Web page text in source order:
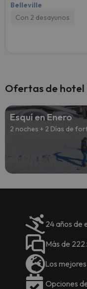
Belleville
Con 2 desayunos
Ofertas de
Esquí en Enero
2 noches + 2 Días de
24 años de
Más de
Los
Opciones